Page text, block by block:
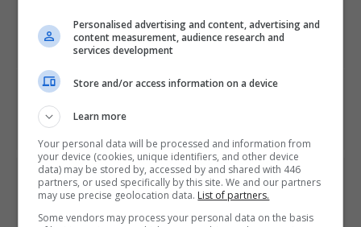
Ghost of Tsushima tem novo trailer e janela de
lançamento definida
NEXT ARTICLE
Bebeto encontra lenda Allejo no lançamento de
eFootball PES 2020 LITE
ÚLTIMAS NOTÍCIAS
Personalised advertising and content, advertising and
content measurement, audience research and
services development
Store and/or access information on a device
Learn more
Your personal data will be processed and information from
your device (cookies, unique identifiers, and other device
data) may be stored by, accessed by and shared with 446
partners, or used specifically by this site. We and our partners
may use precise geolocation data. List of partners.
Some vendors may process your personal data on the basis